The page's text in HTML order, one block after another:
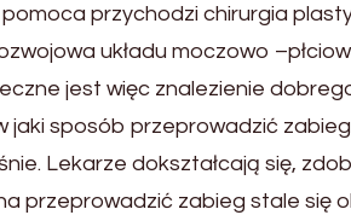
przychodzi chirurgia
układu moczowo
jest więc znalezienie
jaki sposób przeprowadzić
Lekarze dokształcają się,
przeprowadzić zabieg stale się